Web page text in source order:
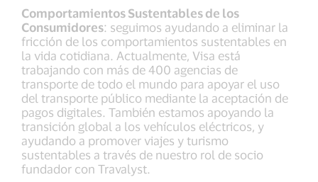
Comportamientos Sustentables de los
Consumidores: seguimos ayudando a eliminar la
fricción de los comportamientos sustentables en
la vida cotidiana. Actualmente, Visa está
trabajando con más de 400 agencias de
transporte de todo el mundo para apoyar el uso
del transporte público mediante la aceptación de
pagos digitales. También estamos apoyando la
transición global a los vehículos eléctricos, y
ayudando a promover viajes y turismo
sustentables a través de nuestro rol de socio
fundador con Travalyst.